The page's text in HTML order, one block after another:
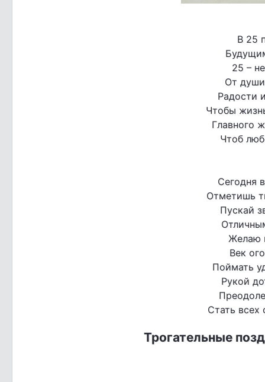
В 25
25 –
От
Радости
Чтобы
Главного
Чтоб
Сегодня
Отметишь
Пускай
Желаю
Век
Поймать
Рукой
Стать всех
Трогательные